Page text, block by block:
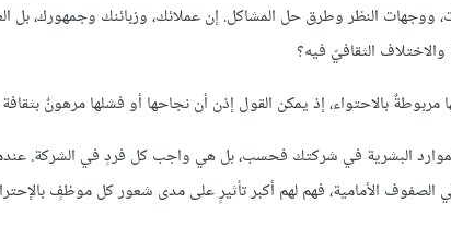
ووجهات النظر وطرق حل المشاكل. إن عملائك، وزبائنك وجمهورك، بل
والاختلاف الثقافيّ فيه؟
بالاحتواء، إذ يمكن القول إذن أن نجاحها أو فشلها مرهونٌ
البشرية في شركتك فحسب، بل هي واجب كل فردٍ في الشركة.
الصفوف الأمامية، فهم لهم أكبر تأثيرٍ على مدى شعور كل موظفٍ